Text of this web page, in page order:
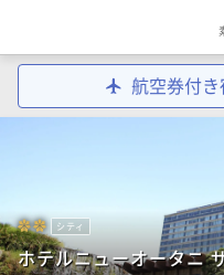
航空券付
シティ
ホテルニューオータニ